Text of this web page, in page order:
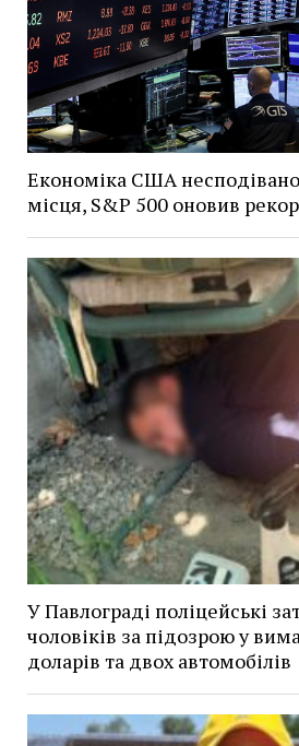
Економіка США несподівано
місця, S&P 500 оновив
У Павлограді поліцейські
чоловіків за підозрою у
доларів та двох автомобілів